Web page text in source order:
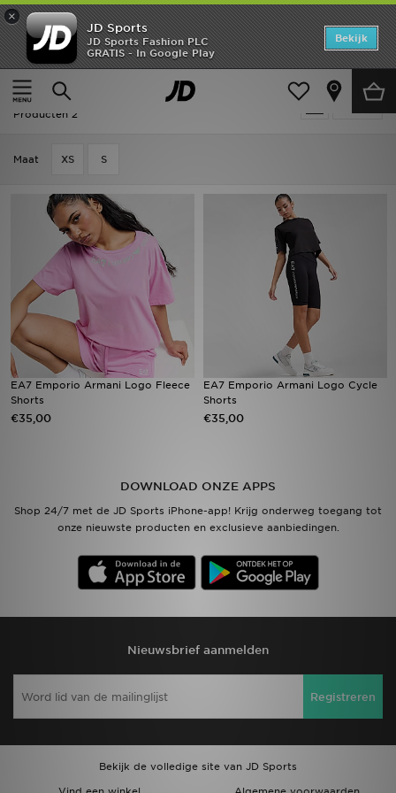
×
JD Sports
JD Sports Fashion PLC
GRATIS - In Google Play
Bekijk
Thuis
Dames Dameskleding Shorts
Dames - EA7 Emporio Armani Shorts
Producten 2
Maat XS S
EA7 Emporio Armani Logo Fleece
Shorts
€35,00
EA7 Emporio Armani Logo Cycle
Shorts
€35,00
DOWNLOAD ONZE APPS
Shop 24/7 met de JD Sports iPhone-app! Krijg onderweg toegang tot
onze nieuwste producten en exclusieve aanbiedingen.
Nieuwsbrief aanmelden
Registreren
Bekijk de volledige site van JD Sports
Home
Offers
New In
Dames
Collecties
Voetbal
Sports
Merken
Mijn JD
Klantenservice